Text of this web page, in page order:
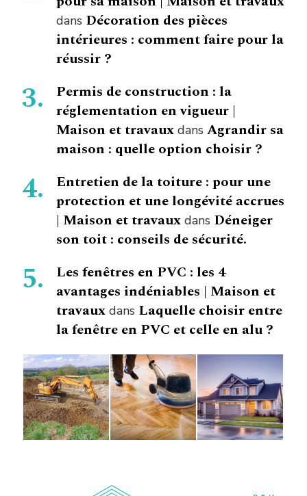
dans Décoration des pièces
intérieures : comment faire pour la
réussir ?
Permis de construction : la
réglementation en vigueur |
Maison et travaux dans Agrandir sa
maison : quelle option choisir ?
Entretien de la toiture : pour une
protection et une longévité accrues
| Maison et travaux dans Déneiger
son toit : conseils de sécurité.
Les fenêtres en PVC : les 4
avantages indéniables | Maison et
travaux dans Laquelle choisir entre
la fenêtre en PVC et celle en alu ?